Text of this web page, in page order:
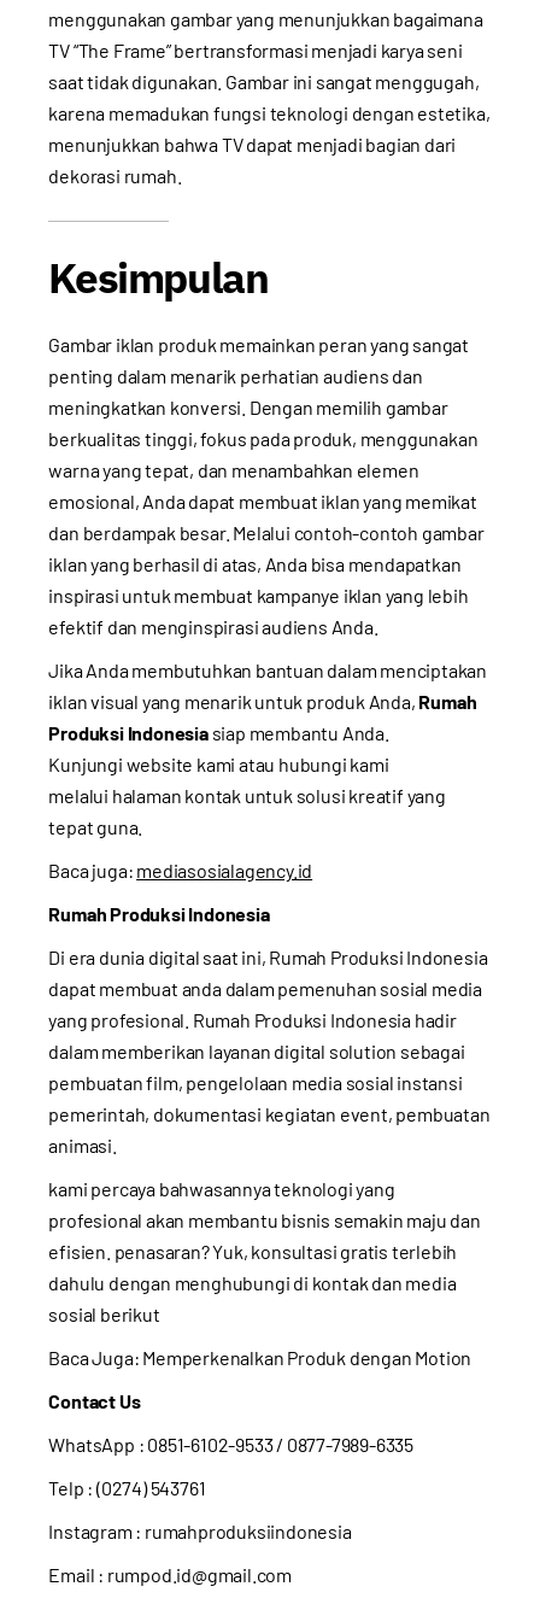
menggunakan gambar yang menunjukkan bagaimana
TV “The Frame” bertransformasi menjadi karya seni
saat tidak digunakan. Gambar ini sangat menggugah,
karena memadukan fungsi teknologi dengan estetika,
menunjukkan bahwa TV dapat menjadi bagian dari
dekorasi rumah.
Kesimpulan
Gambar iklan produk memainkan peran yang sangat
penting dalam menarik perhatian audiens dan
meningkatkan konversi. Dengan memilih gambar
berkualitas tinggi, fokus pada produk, menggunakan
warna yang tepat, dan menambahkan elemen
emosional, Anda dapat membuat iklan yang memikat
dan berdampak besar. Melalui contoh-contoh gambar
iklan yang berhasil di atas, Anda bisa mendapatkan
inspirasi untuk membuat kampanye iklan yang lebih
efektif dan menginspirasi audiens Anda.
Jika Anda membutuhkan bantuan dalam menciptakan
iklan visual yang menarik untuk produk Anda, Rumah
Produksi Indonesiasiap membantu Anda.
Kunjungi website kami atau hubungi kami
melalui halaman kontak untuk solusi kreatif yang
tepat guna.
Baca juga: mediasosialagency.id
Rumah Produksi Indonesia
Di era dunia digital saat ini, Rumah Produksi Indonesia
dapat membuat anda dalam pemenuhan sosial media
yang profesional. Rumah Produksi Indonesia hadir
dalam memberikan layanan digital solution sebagai
pembuatan film, pengelolaan media sosial instansi
pemerintah, dokumentasi kegiatan event, pembuatan
animasi.
kami percaya bahwasannya teknologi yang
profesional akan membantu bisnis semakin maju dan
efisien. penasaran? Yuk, konsultasi gratis terlebih
dahulu dengan menghubungi di kontak dan media
sosial berikut
Baca Juga: Memperkenalkan Produk dengan Motion
Contact Us
WhatsApp : 0851-6102-9533/ 0877-7989-6335
Telp : (0274) 543761
Instagram : rumahproduksiindonesia
Email : rumpod.id@gmail.com